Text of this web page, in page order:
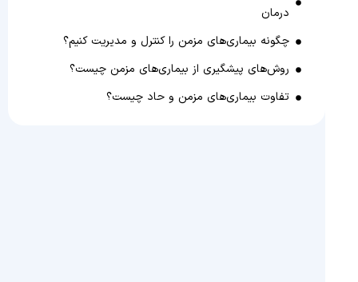
درمان
چگونه بیماری‌های مزمن را کنترل و مدیریت کنیم؟
روش‌های پیشگیری از بیماری‌های مزمن چیست؟
تفاوت بیماری‌های مزمن و حاد چیست؟